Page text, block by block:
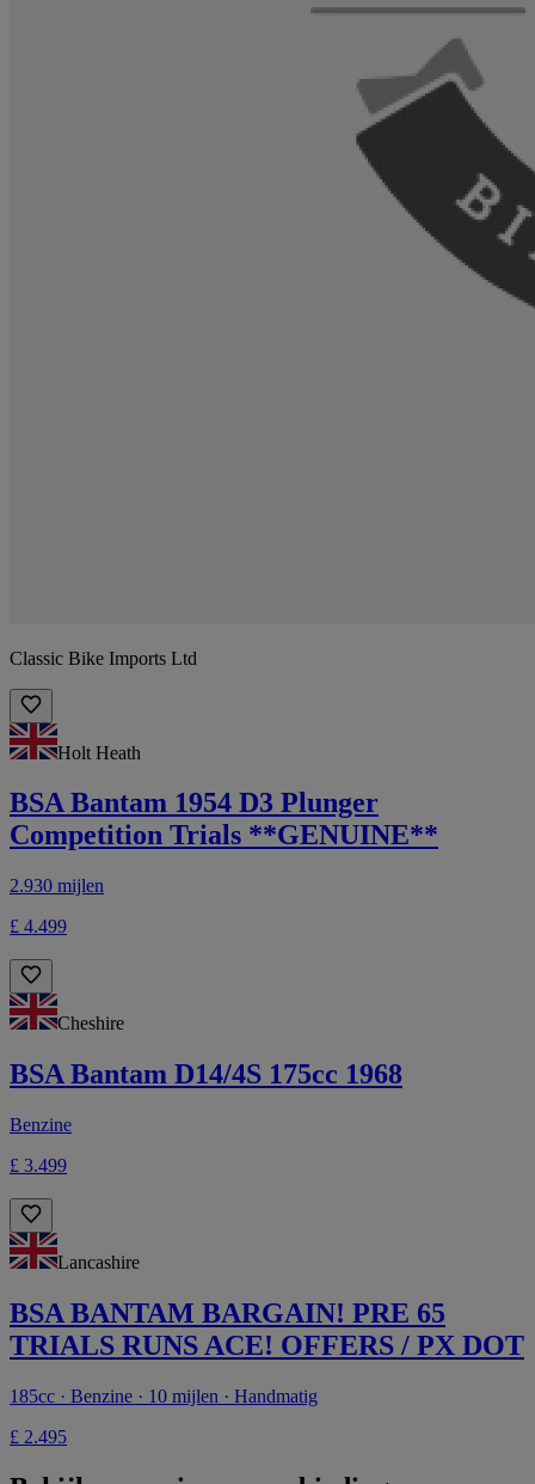
Classic Bike Imports Ltd
Holt Heath
BSA Bantam 1954 D3 Plunger
Competition Trials **GENUINE**
2.930 mijlen
£ 4.499
Cheshire
BSA Bantam D14/4S 175cc 1968
Benzine
£ 3.499
Lancashire
BSA BANTAM BARGAIN! PRE 65
TRIALS RUNS ACE! OFFERS / PX DOT
185cc · Benzine · 10 mijlen · Handmatig
£ 2.495